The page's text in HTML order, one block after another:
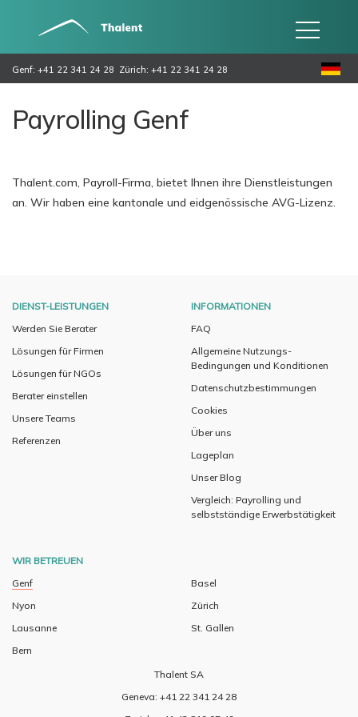
Genf: +41 22 341 24 28 Zürich: +41 22 341 24 28
Payrolling Genf
Thalent.com, Payroll-Firma, bietet Ihnen ihre Dienstleistungen
an. Wir haben eine kantonale und eidgenössische AVG-Lizenz.
DIENST-LEISTUNGEN
Werden Sie Berater
Lösungen für Firmen
Lösungen für NGOs
Berater einstellen
Unsere Teams
Referenzen
INFORMATIONEN
FAQ
Allgemeine Nutzungs-
Bedingungen und Konditionen
Datenschutzbestimmungen
Cookies
Über uns
Lageplan
Unser Blog
Vergleich: Payrolling und
selbstständige Erwerbstätigkeit
WIR BETREUEN
Genf
Nyon
Lausanne
Bern
Basel
Zürich
St. Gallen
Thalent SA
Geneva: +41 22 341 24 28